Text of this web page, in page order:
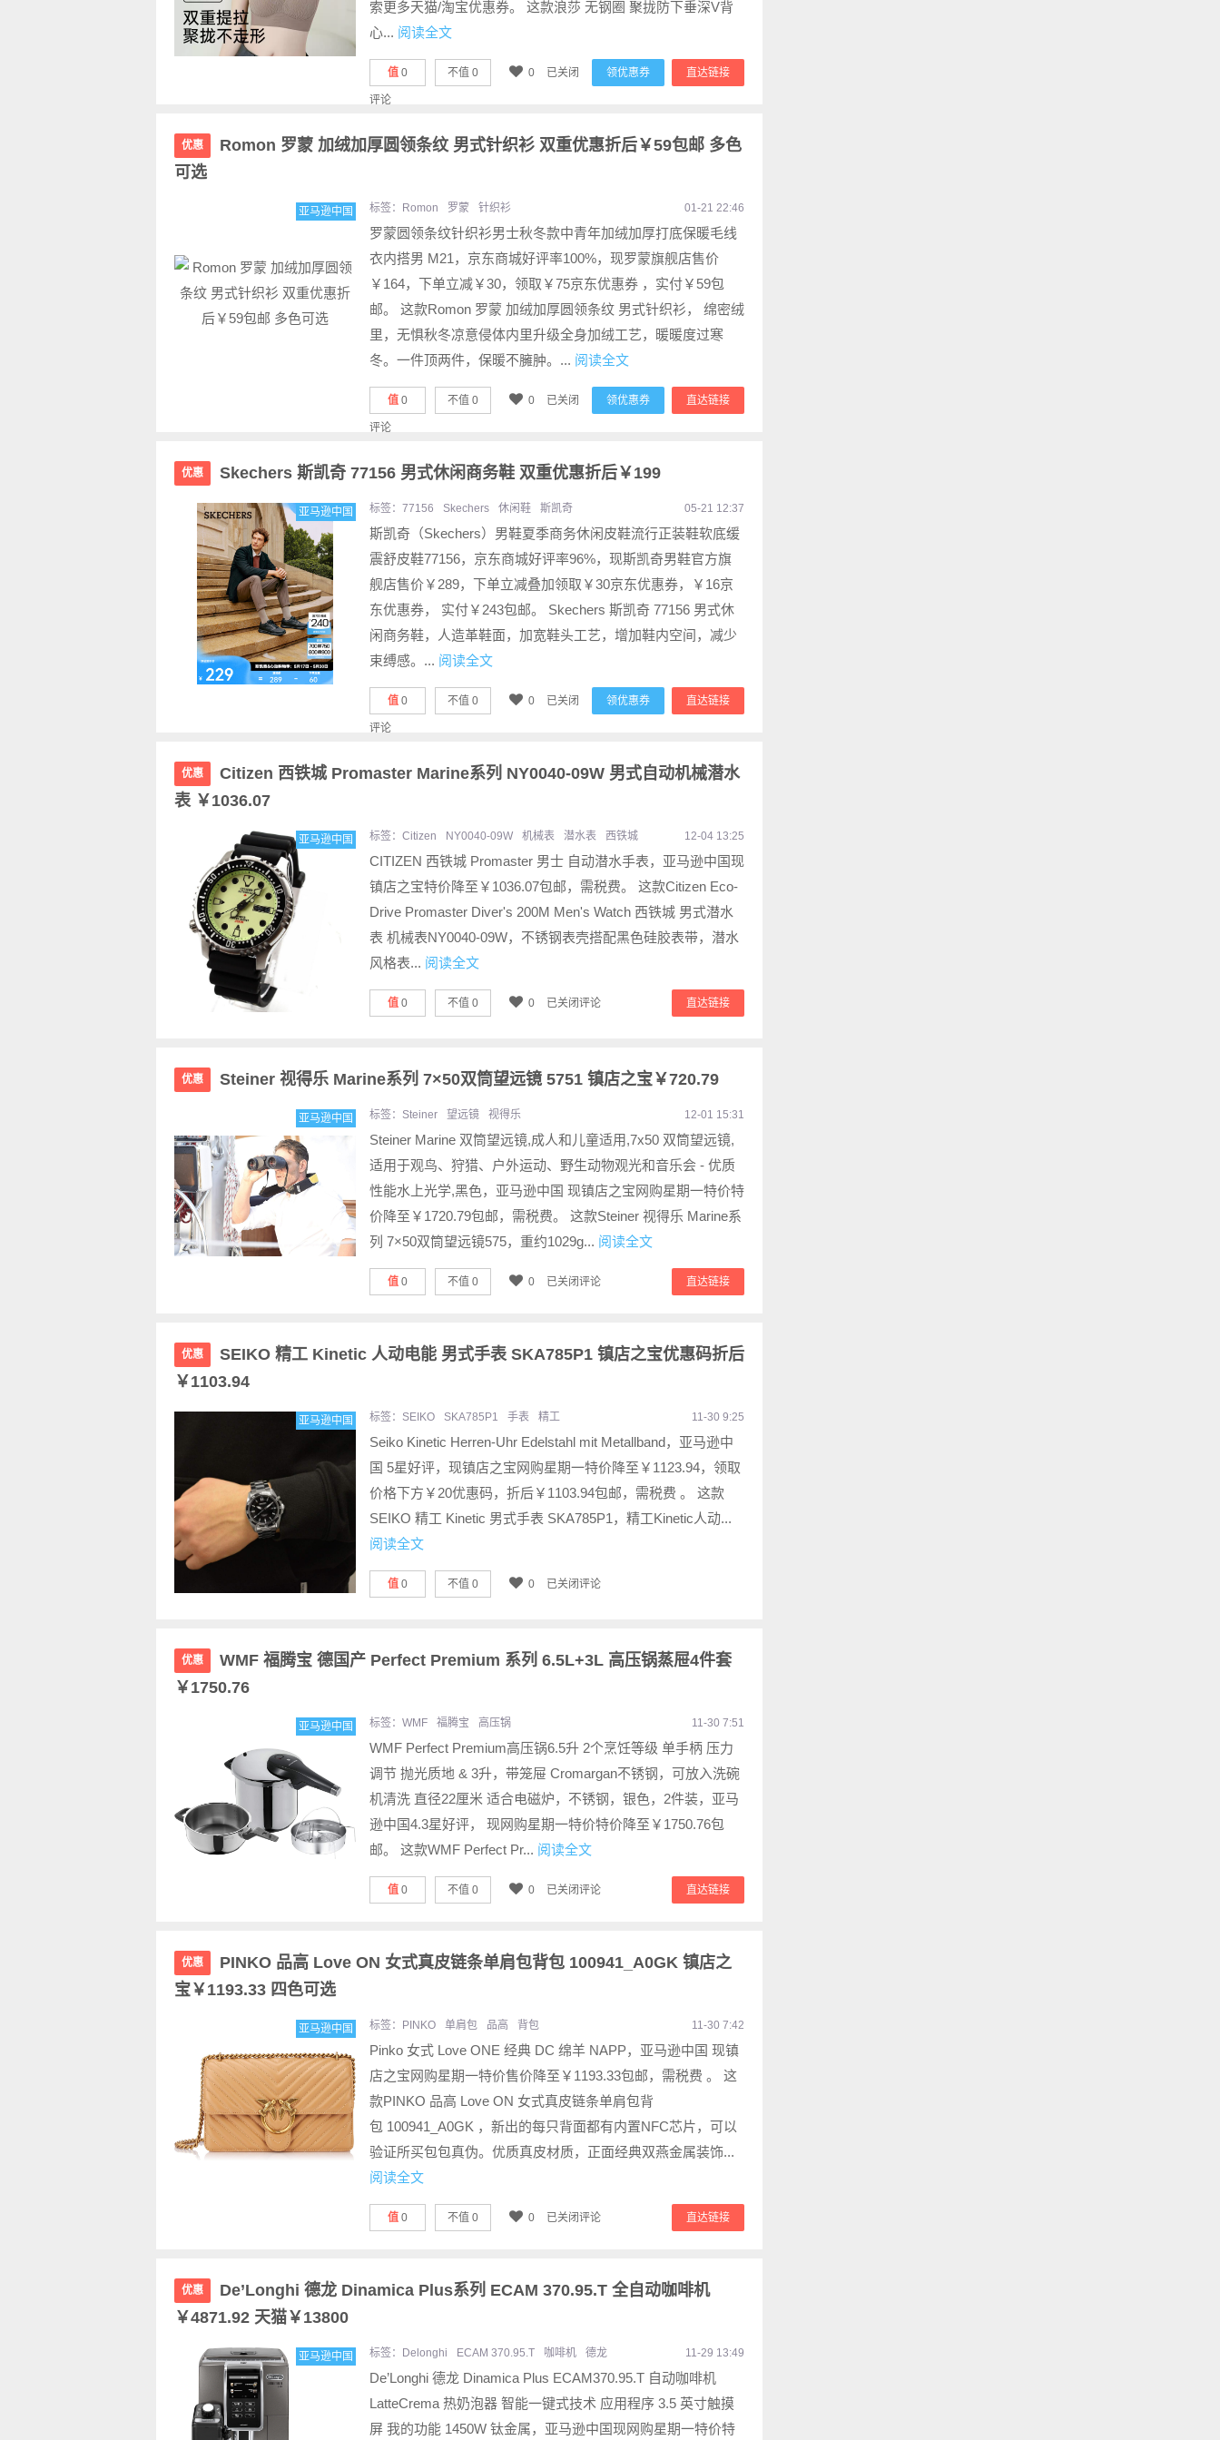
索更多天猫/淘宝优惠券。 这款浪莎 无钢圈 聚拢防下垂深V背
心... 阅读全文
直达链接
领优惠券
值 0 不值 0 0 已关闭
评论
优惠
Romon 罗蒙 加绒加厚圆领条纹 男式针织衫 双重优惠折后￥59包邮 多色
可选
亚马逊中国 标签： Romon 罗蒙 针织衫 01-21 22:46
罗蒙圆领条纹针织衫男士秋冬款中青年加绒加厚打底保暖毛线
衣内搭男 M21，京东商城好评率100%，现罗蒙旗舰店售价
￥164，下单立减￥30，领取￥75京东优惠券 ，实付￥59包
邮。 这款Romon 罗蒙 加绒加厚圆领条纹 男式针织衫， 绵密绒
里，无惧秋冬凉意侵体内里升级全身加绒工艺，暖暖度过寒
冬。一件顶两件，保暖不臃肿。... 阅读全文
直达链接
领优惠券
值 0 不值 0 0 已关闭
评论
优惠 Skechers 斯凯奇 77156 男式休闲商务鞋 双重优惠折后￥199
亚马逊中国 标签： 77156 Skechers 休闲鞋 斯凯奇 05-21 12:37
斯凯奇（Skechers）男鞋夏季商务休闲皮鞋流行正装鞋软底缓
震舒皮鞋77156，京东商城好评率96%，现斯凯奇男鞋官方旗
舰店售价￥289，下单立减叠加领取￥30京东优惠券，￥16京
东优惠券， 实付￥243包邮。 Skechers 斯凯奇 77156 男式休
闲商务鞋，人造革鞋面，加宽鞋头工艺，增加鞋内空间，减少
束缚感。... 阅读全文
直达链接
领优惠券
值 0 不值 0 0 已关闭
评论
优惠
Citizen 西铁城 Promaster Marine系列 NY0040-09W 男式自动机械潜水
表 ￥1036.07
亚马逊中国 标签： Citizen NY0040-09W 机械表 潜水表 西铁城 12-04 13:25
CITIZEN 西铁城 Promaster 男士 自动潜水手表，亚马逊中国现
镇店之宝特价降至￥1036.07包邮，需税费。 这款Citizen Eco-
Drive Promaster Diver's 200M Men's Watch 西铁城 男式潜水
表 机械表NY0040-09W，不锈钢表壳搭配黑色硅胶表带，潜水
风格表... 阅读全文
直达链接
值 0 不值 0 0 已关闭评论
优惠 Steiner 视得乐 Marine系列 7×50双筒望远镜 5751 镇店之宝￥720.79
亚马逊中国 标签： Steiner 望远镜 视得乐 12-01 15:31
Steiner Marine 双筒望远镜,成人和儿童适用,7x50 双筒望远镜,
适用于观鸟、狩猎、户外运动、野生动物观光和音乐会 - 优质
性能水上光学,黑色，亚马逊中国 现镇店之宝网购星期一特价特
价降至￥1720.79包邮，需税费。 这款Steiner 视得乐 Marine系
列 7×50双筒望远镜575，重约1029g... 阅读全文
直达链接
值 0 不值 0 0 已关闭评论
优惠
SEIKO 精工 Kinetic 人动电能 男式手表 SKA785P1 镇店之宝优惠码折后
￥1103.94
亚马逊中国 标签： SEIKO SKA785P1 手表 精工 11-30 9:25
Seiko Kinetic Herren-Uhr Edelstahl mit Metallband，亚马逊中
国 5星好评，现镇店之宝网购星期一特价降至￥1123.94，领取
价格下方￥20优惠码，折后￥1103.94包邮，需税费 。 这款
SEIKO 精工 Kinetic 男式手表 SKA785P1，精工Kinetic人动...
阅读全文
值 0 不值 0 0 已关闭评论
优惠
WMF 福腾宝 德国产 Perfect Premium 系列 6.5L+3L 高压锅蒸屉4件套
￥1750.76
亚马逊中国 标签： WMF 福腾宝 高压锅 11-30 7:51
WMF Perfect Premium高压锅6.5升 2个烹饪等级 单手柄 压力
调节 抛光质地 & 3升，带笼屉 Cromargan不锈钢，可放入洗碗
机清洗 直径22厘米 适合电磁炉，不锈钢，银色，2件装，亚马
逊中国4.3星好评， 现网购星期一特价特价降至￥1750.76包
邮。 这款WMF Perfect Pr... 阅读全文
直达链接
值 0 不值 0 0 已关闭评论
优惠
PINKO 品高 Love ON 女式真皮链条单肩包背包 100941_A0GK 镇店之
宝￥1193.33 四色可选
亚马逊中国 标签： PINKO 单肩包 品高 背包 11-30 7:42
Pinko 女式 Love ONE 经典 DC 绵羊 NAPP，亚马逊中国 现镇
店之宝网购星期一特价售价降至￥1193.33包邮，需税费 。 这
款PINKO 品高 Love ON 女式真皮链条单肩包背
包 100941_A0GK ，新出的每只背面都有内置NFC芯片，可以
验证所买包包真伪。优质真皮材质，正面经典双燕金属装饰...
阅读全文
直达链接
值 0 不值 0 0 已关闭评论
优惠
De’Longhi 德龙 Dinamica Plus系列 ECAM 370.95.T 全自动咖啡机
￥4871.92 天猫￥13800
亚马逊中国 标签： Delonghi ECAM 370.95.T 咖啡机 德龙 11-29 13:49
De’Longhi 德龙 Dinamica Plus ECAM370.95.T 自动咖啡机
LatteCrema 热奶泡器 智能一键式技术 应用程序 3.5 英寸触摸
屏 我的功能 1450W 钛金属，亚马逊中国现网购星期一特价特